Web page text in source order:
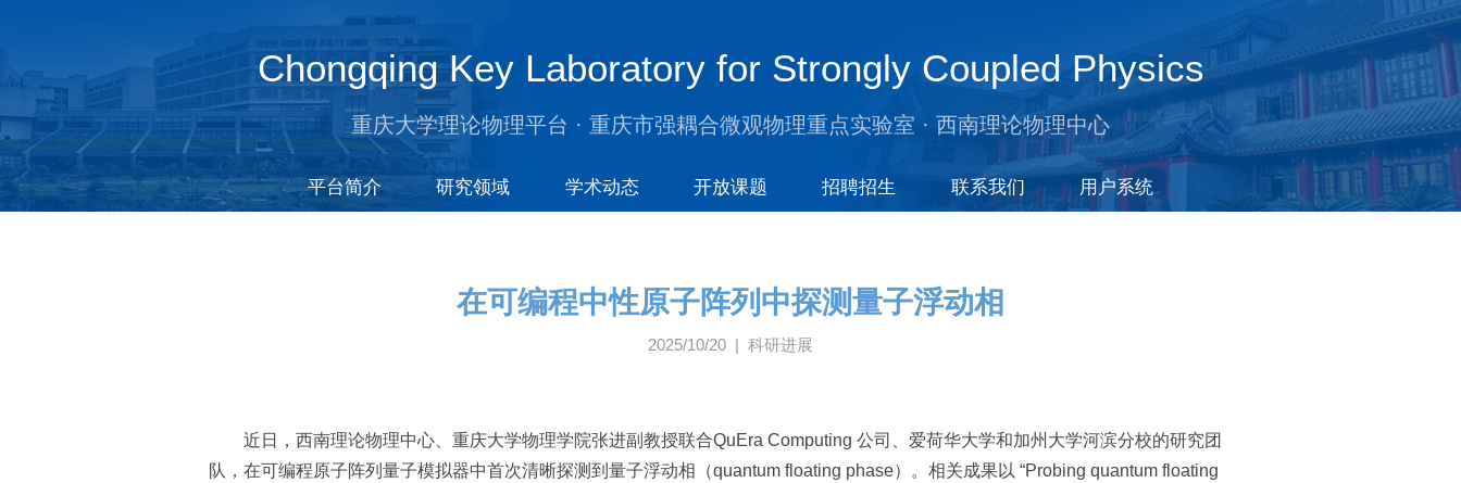
Chongqing Key Laboratory for Strongly Coupled Physics
重庆大学理论物理平台 · 重庆市强耦合微观物理重点实验室 · 西南理论物理中心
平台简介 研究领域 学术动态 开放课题 招聘招生 联系我们 用户系统
在可编程中性原子阵列中探测量子浮动相
2025/10/20 | 科研进展
近日，西南理论物理中心、重庆大学物理学院张进副教授联合QuEra Computing 公司、爱荷华大学和加州大学河滨分校的研究团
队，在可编程原子阵列量子模拟器中首次清晰探测到量子浮动相（quantum floating phase）。相关成果以 “Probing quantum floating